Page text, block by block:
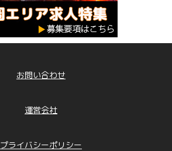
お問い合わせ
運営会社
プライバシーポリシー